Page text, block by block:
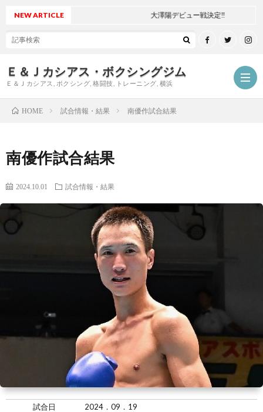
Ｅ＆Ｊカシアス・ボクシングジム
Ｅ＆Ｊカシアス, ボクシング, 格闘技, トレーニング, 横浜
に
挨
最
結
報
ー
ナ
会・
練
ジ
ム
お
NEW ARTICLE 大澤陽デビュー戦決定‼
HOME 試合情報・結果 南優作試合結果
南優作試合結果
2024.10.01 試合情報・結果
試合日
2024．09．19